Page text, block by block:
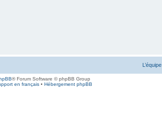
L’équipe
® Forum Software © phpBB Group
en français• Hébergement phpBB